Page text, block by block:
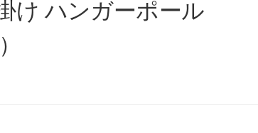
け ハンガーポール